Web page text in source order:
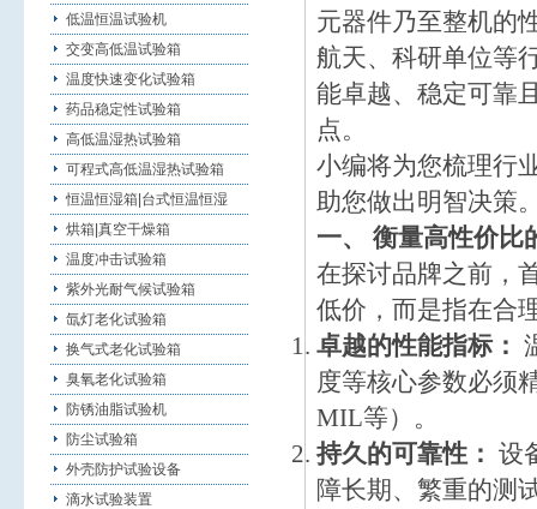
低温恒温试验机
交变高低温试验箱
温度快速变化试验箱
药品稳定性试验箱
高低温湿热试验箱
可程式高低温湿热试验箱
恒温恒湿箱|台式恒温恒湿
烘箱|真空干燥箱
温度冲击试验箱
紫外光耐气候试验箱
氙灯老化试验箱
换气式老化试验箱
臭氧老化试验箱
防锈油脂试验机
防尘试验箱
外壳防护试验设备
滴水试验装置
元器件乃至整机的
航天、科研单位等
能卓越、稳定可靠
点。
小编将为您梳理行
助您做出明智决策
一、 衡量高性价比
在探讨品牌之前，
低价，而是指在合
卓越的性能指标：
度等核心参数必须
MIL等）。
持久的可靠性： 设
障长期、繁重的测